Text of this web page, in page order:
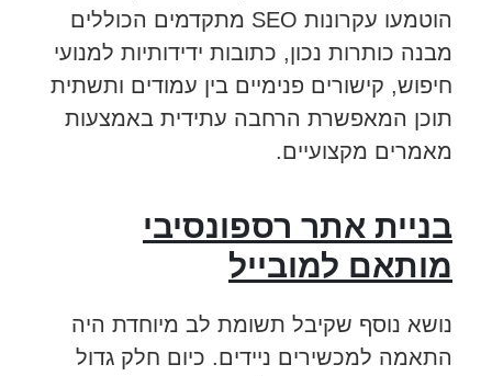
הוטמעו עקרונות SEO מתקדמים הכוללים
מבנה כותרות נכון, כתובות ידידותיות למנועי
חיפוש, קישורים פנימיים בין עמודים ותשתית
תוכן המאפשרת הרחבה עתידית באמצעות
מאמרים מקצועיים.
בניית אתר רספונסיבי
מותאם למובייל
נושא נוסף שקיבל תשומת לב מיוחדת היה
התאמה למכשירים ניידים. כיום חלק גדול